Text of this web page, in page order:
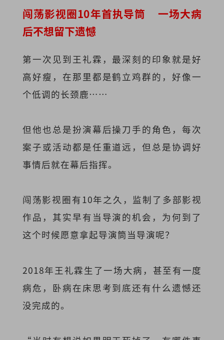
闯荡影视圈10年首执导筒 一场大病
后不想留下遗憾
第一次见到王礼霖，最深刻的印象就是好
高好瘦，在那里都是鹤立鸡群的，好像一
个低调的长颈鹿……
但他也总是扮演幕后操刀手的角色，每次
案子或活动都是任重道远，但总是协调好
事情后就在幕后指挥。
闯荡影视圈有10年之久，监制了多部影视
作品，其实早有当导演的机会，为何到了
这个时候愿意拿起导演筒当导演呢？
2018年王礼霖生了一场大病，甚至有一度
病危，卧病在床思考到底还有什么遗憾还
没完成的。